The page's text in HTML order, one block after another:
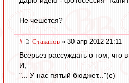
Не чешется?
# Cтаканов » 30 апр 2012 21:11
Всерьез рассуждать о том, что
И,
"... У нас пятый бюджет..."(с)